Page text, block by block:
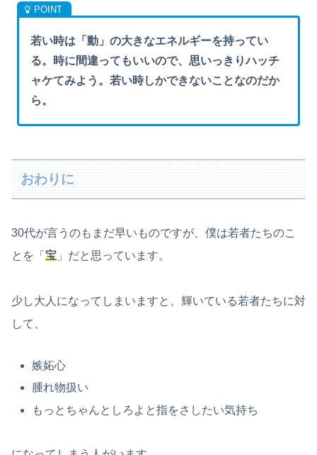
若い時は「動」の大きなエネルギーを持ってい
る。時に間違ってもいいので、思いっきりハッチ
ャケてみよう。若い時しかできないことなのだか
ら。
おわりに
30代が言うのもまだ早いものですが、僕は若者たちのこ
とを「 宝 」だと思っています。
少し大人になってしまいますと、輝いている若者たちに対
して、
嫉妬心
腫れ物扱い
もっとちゃんとしろよと指をさしたい気持ち